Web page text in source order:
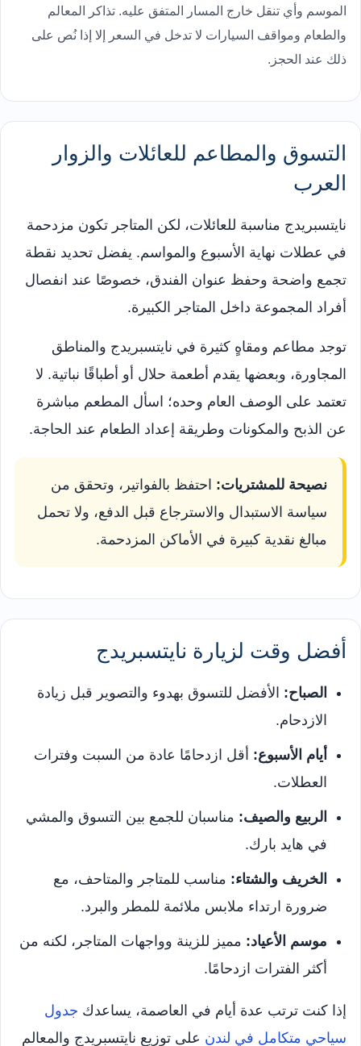
الموسم وأي تنقل خارج المسار المتفق عليه. تذاكر المعالم
والطعام ومواقف السيارات لا تدخل في السعر إلا إذا نُص على
ذلك عند الحجز.
التسوق والمطاعم للعائلات والزوار
العرب
نايتسبريدج مناسبة للعائلات، لكن المتاجر تكون مزدحمة
في عطلات نهاية الأسبوع والمواسم. يفضل تحديد نقطة
تجمع واضحة وحفظ عنوان الفندق، خصوصًا عند انفصال
أفراد المجموعة داخل المتاجر الكبيرة.
توجد مطاعم ومقاهٍ كثيرة في نايتسبريدج والمناطق
المجاورة، وبعضها يقدم أطعمة حلال أو أطباقًا نباتية. لا
تعتمد على الوصف العام وحده؛ اسأل المطعم مباشرة
عن الذبح والمكونات وطريقة إعداد الطعام عند الحاجة.
نصيحة للمشتريات: احتفظ بالفواتير، وتحقق من
سياسة الاستبدال والاسترجاع قبل الدفع، ولا تحمل
مبالغ نقدية كبيرة في الأماكن المزدحمة.
أفضل وقت لزيارة نايتسبريدج
الصباح: الأفضل للتسوق بهدوء والتصوير قبل زيادة
الازدحام.
أيام الأسبوع: أقل ازدحامًا عادة من السبت وفترات
العطلات.
الربيع والصيف: مناسبان للجمع بين التسوق والمشي
في هايد بارك.
الخريف والشتاء: مناسب للمتاجر والمتاحف، مع
ضرورة ارتداء ملابس ملائمة للمطر والبرد.
موسم الأعياد: مميز للزينة وواجهات المتاجر، لكنه من
أكثر الفترات ازدحامًا.
إذا كنت ترتب عدة أيام في العاصمة، يساعدك جدول
سياحي متكامل في لندن على توزيع نايتسبريدج والمعالم